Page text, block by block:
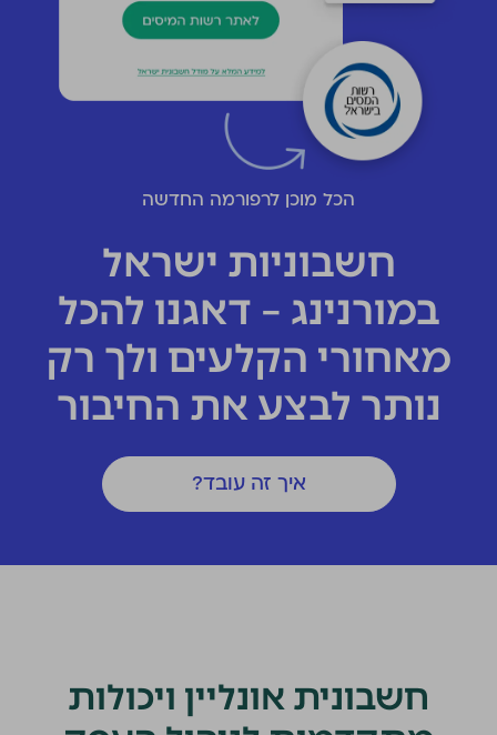
הכל מוכן לרפורמה החדשה
חשבוניות ישראל
במורנינג – דאגנו להכל
מאחורי הקלעים ולך רק
נותר לבצע את החיבור
איך זה עובד?
חשבונית אונליין ויכולות